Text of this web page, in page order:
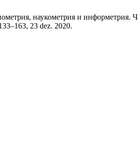
наукометрия и информетрия.
23 dez. 2020.